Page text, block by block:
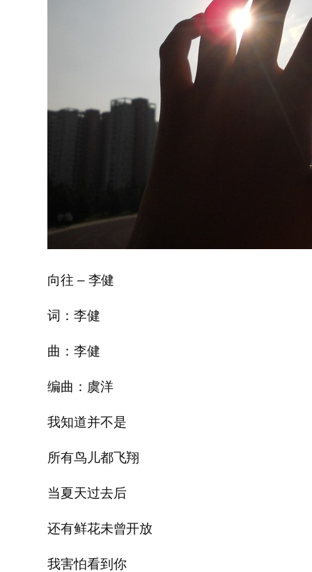
向往 – 李健
词：李健
曲：李健
编曲：虞洋
我知道并不是
所有鸟儿都飞翔
当夏天过去后
还有鲜花未曾开放
我害怕看到你